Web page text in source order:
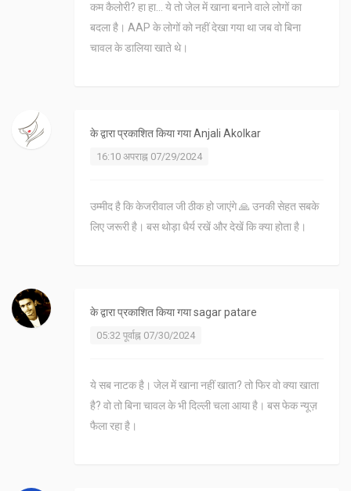
कम कैलोरी? हा हा... ये तो जेल में खाना बनाने वाले लोगों का
बदला है। AAP के लोगों को नहीं देखा गया था जब वो बिना
चावल के डालिया खाते थे।
के द्वारा प्रकाशित किया गयाAnjali Akolkar
16:10 अपराह्न 07/29/2024
उम्मीद है कि केजरीवाल जी ठीक हो जाएंगे 🙏 उनकी सेहत सबके
लिए जरूरी है। बस थोड़ा धैर्य रखें और देखें कि क्या होता है।
के द्वारा प्रकाशित किया गयाsagar patare
05:32 पूर्वाह्न 07/30/2024
ये सब नाटक है। जेल में खाना नहीं खाता? तो फिर वो क्या खाता
है? वो तो बिना चावल के भी दिल्ली चला आया है। बस फेक न्यूज़
फैला रहा है।